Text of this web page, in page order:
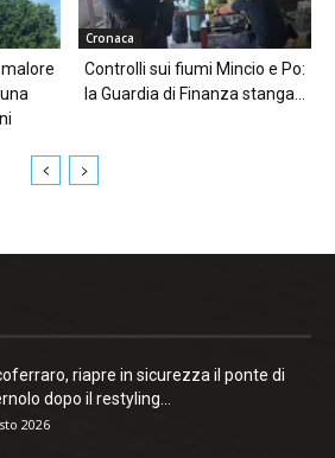
Cronaca
Controlli sui fiumi Mincio e Po:
la Guardia di Finanza stanga...
riapre in sicurezza il ponte di
dopo il restyling...
2026